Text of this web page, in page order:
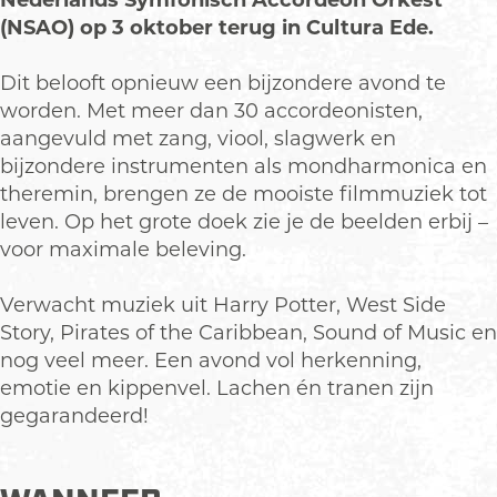
n
s
S
y
m
f
o
n
s
c
h
A
r
l
n
d
s
S
y
m
f
n
i
s
c
h
c
r
a
n
d
s
S
y
m
o
n
i
s
c
c
n
d
s
S
y
m
f
o
n
s
c
h
A
c
r
e
l
a
n
d
s
S
y
f
o
n
i
s
A
(NSAO) op 3 oktober terug in Cultura Ede.
Dit belooft opnieuw een bijzondere avond te
worden. Met meer dan 30 accordeonisten,
aangevuld met zang, viool, slagwerk en
bijzondere instrumenten als mondharmonica en
theremin, brengen ze de mooiste filmmuziek tot
leven. Op het grote doek zie je de beelden erbij –
voor maximale beleving.
Verwacht muziek uit Harry Potter, West Side
Story, Pirates of the Caribbean, Sound of Music en
nog veel meer. Een avond vol herkenning,
emotie en kippenvel. Lachen én tranen zijn
gegarandeerd!